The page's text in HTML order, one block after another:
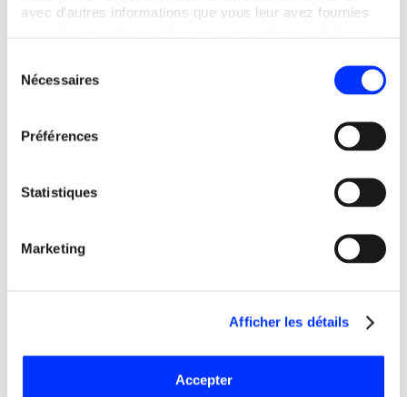
avec d'autres informations que vous leur avez fournies
Nécessaires
Préférences
Statistiques
Marketing
Afficher les détails
Accepter
liberté d’opinion…
Contrairement à Odysee, Audius ne bénéficie pas
credo d’Audius est simple : un modèle économique plus
juste et plus lucratif pour les créateurs grâce à la